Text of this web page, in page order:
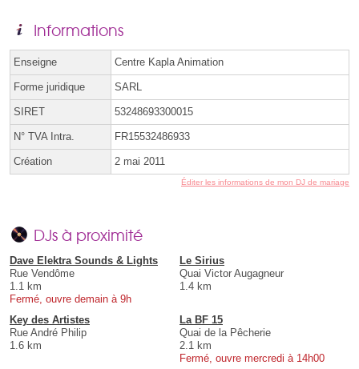
Informations
Enseigne Centre Kapla Animation
Forme juridique SARL
SIRET 53248693300015
N° TVA Intra. FR15532486933
Création 2 mai 2011
Éditer les informations de mon DJ de mariage
DJs à proximité
Dave Elektra Sounds & Lights
Rue Vendôme
1.1 km
Fermé, ouvre demain à 9h
Le Sirius
Quai Victor Augagneur
1.4 km
Key des Artistes
Rue André Philip
1.6 km
La BF 15
Quai de la Pêcherie
2.1 km
Fermé, ouvre mercredi à 14h00